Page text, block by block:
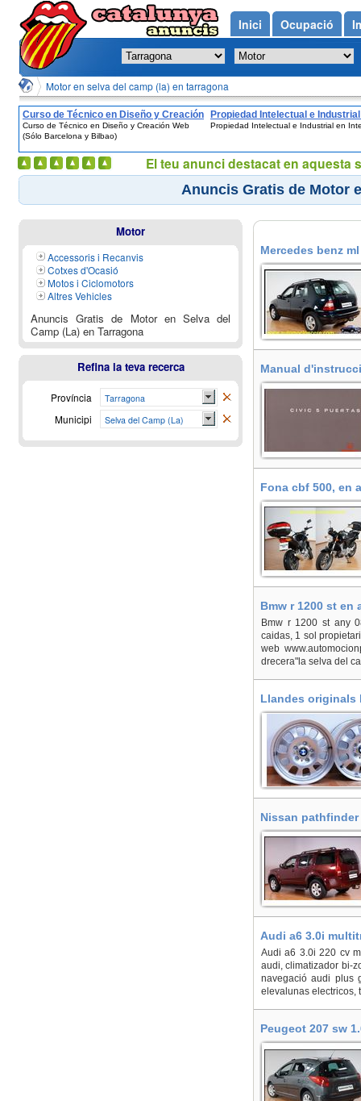
Motor en selva del camp (la) en tarragona
Curso de Técnico en Diseño y Creación
Web (Sólo Barcelona y Bilbao)
Curso de Técnico en Diseño y Creación Web
(Sólo Barcelona y Bilbao)
Propiedad Intelectual e
Internet
Propiedad Intelectual e Industrial en
Anuncis Gratis de Motor
Mercedes benz
Manual
Fona cbf 500, en
Bmw r 1200 st en
Bmw r 1200 st any
caidas, 1 sol
web
drecera"la selva del
Llandes originals
Nissan pathfinder
Audi a6 3.0i
Audi a6 3.0i 220 cv
audi, climatizador bi-
navegació audi plus
elevalunas electricos,
Peugeot 207 sw
Motor
Accessoris i Recanvis
Cotxes d'Ocasió
Motos i Ciclomotors
Altres Vehicles
Anuncis Gratis de Motor en Selva del
Camp (La) en Tarragona
Refina la teva recerca
Província Tarragona
Municipi Selva del Camp (La)
Inici Ocupació
El teu anunci destacat en aquesta